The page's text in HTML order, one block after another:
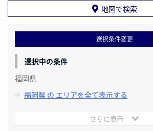
地図で検索
選択条件変更
選択中の条件
福岡県
福岡県 の エリアを全て表示する
さらに表示